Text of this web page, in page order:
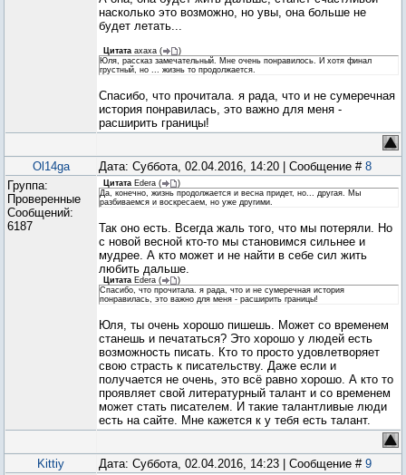
насколько это возможно, но увы, она больше не
будет летать...
Цитата ахаха (
)
Юля, рассказ замечательный. Мне очень понравилось. И хотя финал
грустный, но ... жизнь то продолжается.
Спасибо, что прочитала. я рада, что и не сумеречная
история понравилась, это важно для меня -
расширить границы!
Ol14ga Дата: Суббота, 02.04.2016, 14:20 | Сообщение # 8
Группа:
Проверенные
Сообщений:
6187
Цитата Edera (
)
Да, конечно, жизнь продолжается и весна придет, но... другая. Мы
разбиваемся и воскресаем, но уже другими.
Так оно есть. Всегда жаль того, что мы потеряли. Но
с новой весной кто-то мы становимся сильнее и
мудрее. А кто может и не найти в себе сил жить
любить дальше.
Цитата Edera (
)
Спасибо, что прочитала. я рада, что и не сумеречная история
понравилась, это важно для меня - расширить границы!
Юля, ты очень хорошо пишешь. Может со временем
станешь и печататься? Это хорошо у людей есть
возможность писать. Кто то просто удовлетворяет
свою страсть к писательству. Даже если и
получается не очень, это всё равно хорошо. А кто то
проявляет свой литературный талант и со временем
может стать писателем. И такие талантливые люди
есть на сайте. Мне кажется к у тебя есть талант.
Kittiy Дата: Суббота, 02.04.2016, 14:23 | Сообщение # 9